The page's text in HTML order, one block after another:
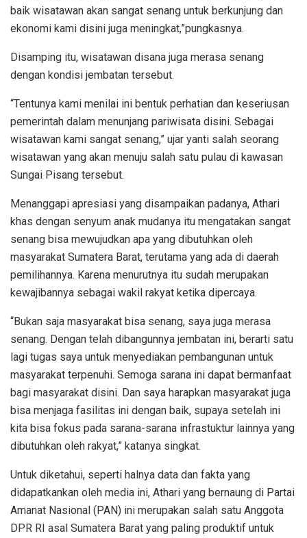
baik wisatawan akan sangat senang untuk berkunjung dan
ekonomi kami disini juga meningkat,”pungkasnya.
Disamping itu, wisatawan disana juga merasa senang
dengan kondisi jembatan tersebut.
“Tentunya kami menilai ini bentuk perhatian dan keseriusan
pemerintah dalam menunjang pariwisata disini. Sebagai
wisatawan kami sangat senang,” ujar yanti salah seorang
wisatawan yang akan menuju salah satu pulau di kawasan
Sungai Pisang tersebut.
Menanggapi apresiasi yang disampaikan padanya, Athari
khas dengan senyum anak mudanya itu mengatakan sangat
senang bisa mewujudkan apa yang dibutuhkan oleh
masyarakat Sumatera Barat, terutama yang ada di daerah
pemilihannya. Karena menurutnya itu sudah merupakan
kewajibannya sebagai wakil rakyat ketika dipercaya.
“Bukan saja masyarakat bisa senang, saya juga merasa
senang. Dengan telah dibangunnya jembatan ini, berarti satu
lagi tugas saya untuk menyediakan pembangunan untuk
masyarakat terpenuhi. Semoga sarana ini dapat bermanfaat
bagi masyarakat disini. Dan saya harapkan masyarakat juga
bisa menjaga fasilitas ini dengan baik, supaya setelah ini
kita bisa fokus pada sarana-sarana infrastuktur lainnya yang
dibutuhkan oleh rakyat,” katanya singkat.
Untuk diketahui, seperti halnya data dan fakta yang
didapatkankan oleh media ini, Athari yang bernaung di Partai
Amanat Nasional (PAN) ini merupakan salah satu Anggota
DPR RI asal Sumatera Barat yang paling produktif untuk